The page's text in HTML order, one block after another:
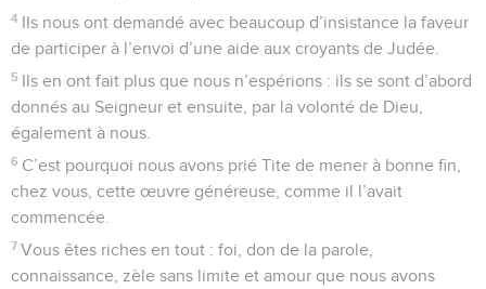
4 Ils nous ont demandé avec beaucoup d’insistance la faveur
de participer à l’envoi d’une aide aux croyants de Judée.
5 Ils en ont fait plus que nous n’espérions : ils se sont d’abord
donnés au Seigneur et ensuite, par la volonté de Dieu,
également à nous.
6 C’est pourquoi nous avons prié Tite de mener à bonne fin,
chez vous, cette œuvre généreuse, comme il l’avait
commencée.
7 Vous êtes riches en tout : foi, don de la parole,
connaissance, zèle sans limite et amour que nous avons